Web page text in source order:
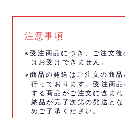
注意事項
※受注商品につき、ご注文
はお受けできません。
※商品の発送はご注文の商
行っております。受注商
する商品がご注文に含ま
納品が完了次第の発送と
めご了承ください。